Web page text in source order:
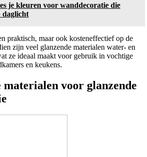
je kleuren voor wanddecoratie die
daglicht
praktisch, maar ook kosteneffectief op de
zijn veel glanzende materialen water- en
ze ideaal maakt voor gebruik in vochtige
en keukens.
materialen voor glanzende